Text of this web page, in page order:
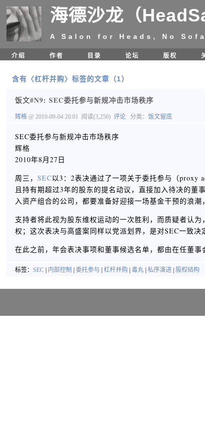
海德沙龙（
A Salon for Heads, No
介绍
作者 目录 论坛 版权
含有〈杠杆并购〉标签的文章（1）
饭文#N9: SEC委托参与新规冲击市场秩序
辉格 @ 2010-09-04 20:01 阅读(3,250) 评论 分类： 饭文留底
SEC委托参与新规冲击市场秩序
辉格
2010年8月27日
周三， SEC以3：2表决通过了一项关于委托参与（proxy
且持有期超过3年的股东的提名动议，直接加入待决的
入资产组合的公司，都要准备好迎接一场基金干预的浪潮
支持者将此视为股东维权运动的一次胜利，而质疑者认
权；这次表决与高盛案同样以党派划界，是对SEC一致
在此之前，年会表决事项和董事候选名单，都由在任董
标签： SEC 内部控制 委托参与 杠杆并购 毒丸 私序演进 股权结构